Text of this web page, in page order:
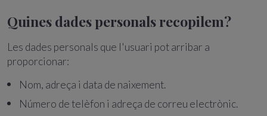
Quines dades personals recopilem?
Les dades personals que l'usuari pot arribar a
proporcionar:
Nom, adreça i data de naixement.
Número de telèfon i adreça de correu electrònic.